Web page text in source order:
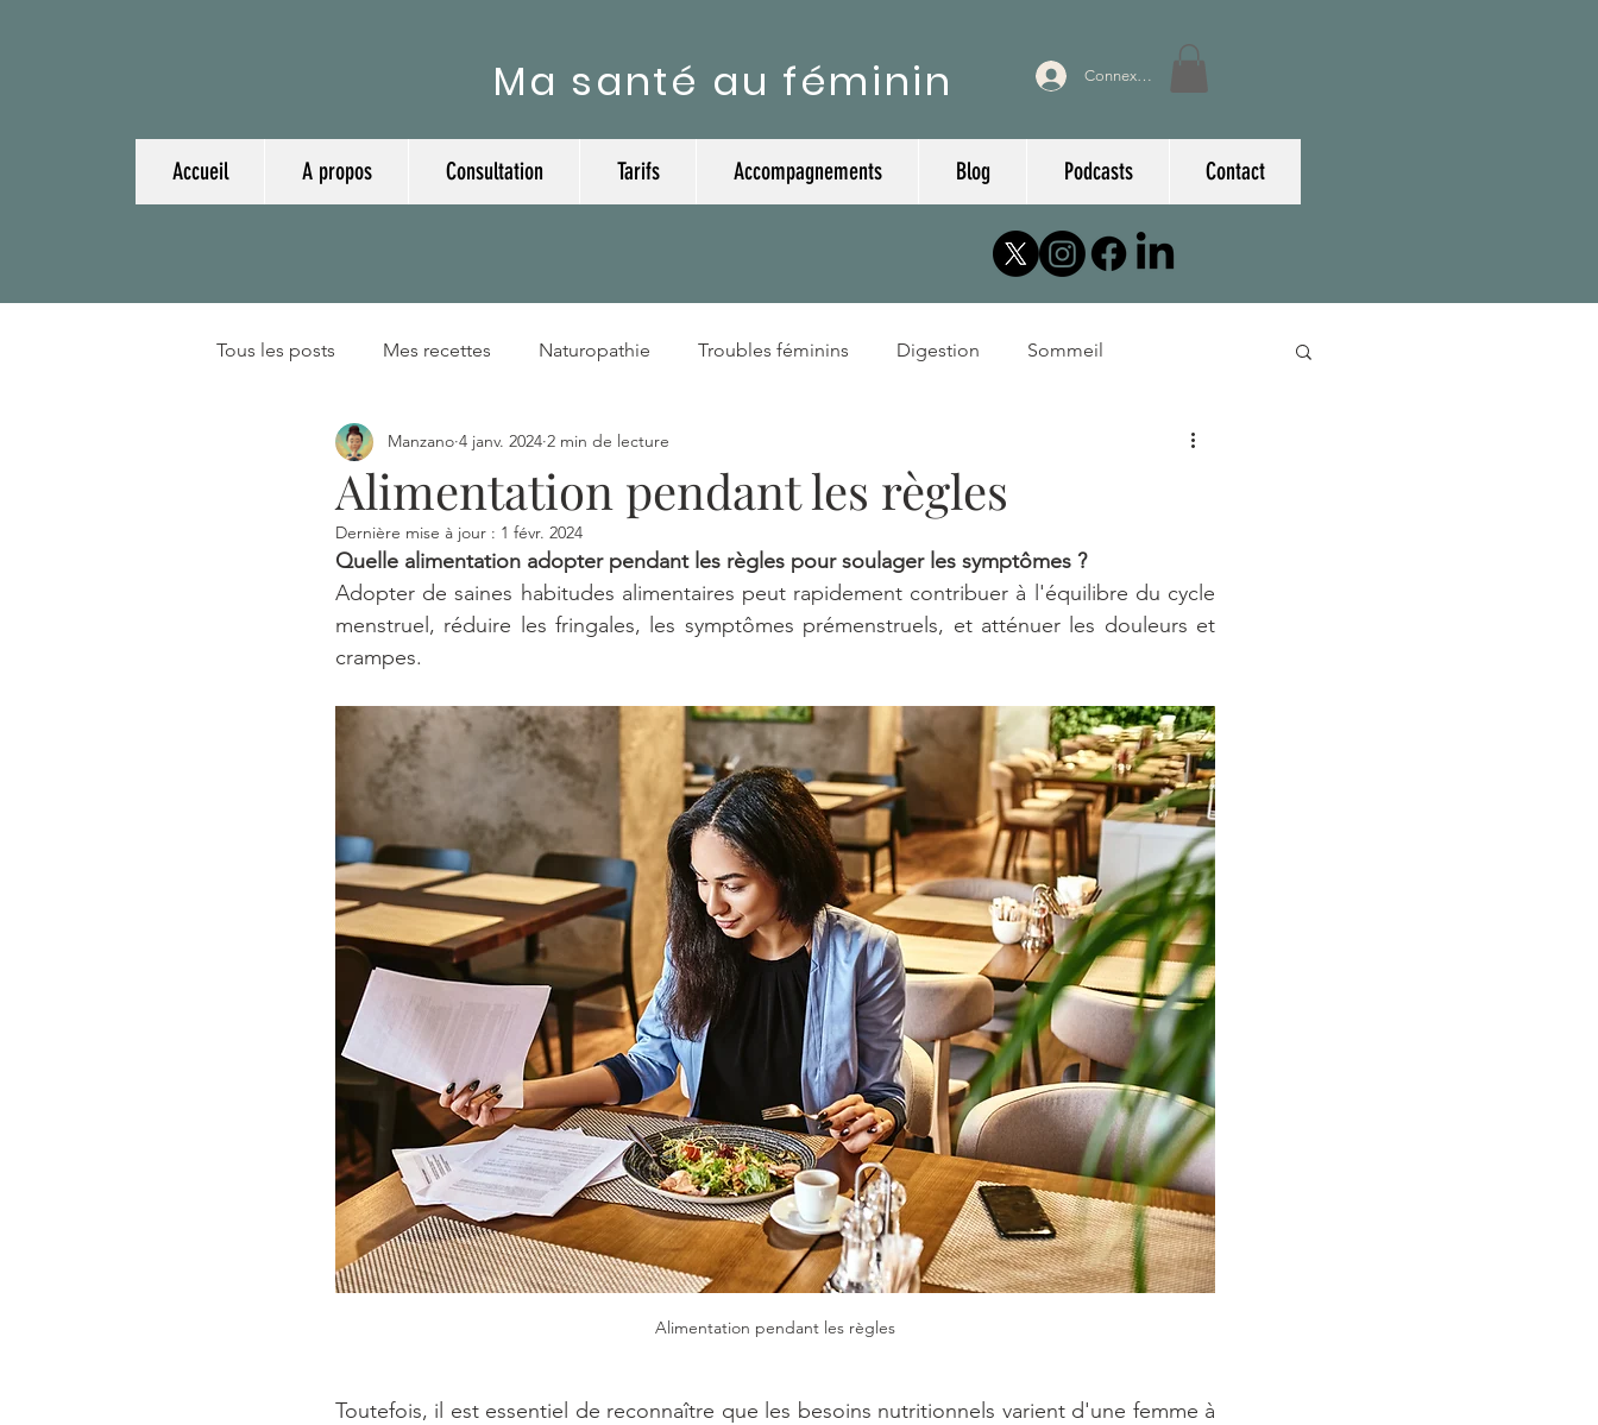
Ma santé au féminin Connexion
Accueil A propos Consultation Tarifs Accompagnements Blog Podcasts Contact
Tous les posts Mes recettes Naturopathie Troubles féminins Digestion Sommeil
Plantes et huiles essentielles
Alimentation pendant les règles
Manzano 4 janv. 2024 2 min de lecture
Dernière mise à jour : 1 févr. 2024
Quelle alimentation adopter pendant les règles pour soulager les symptômes ?
Adopter de saines habitudes alimentaires peut rapidement contribuer à l'équilibre du cycle
menstruel, réduire les fringales, les symptômes prémenstruels, et atténuer les douleurs et
crampes.
Alimentation pendant les règles
Toutefois, il est essentiel de reconnaître que les besoins nutritionnels varient d'une femme à